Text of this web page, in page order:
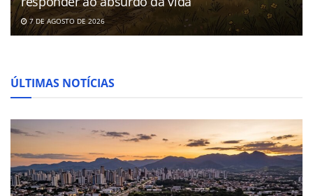
7 DE AGOSTO DE 2026
ÚLTIMAS NOTÍCIAS